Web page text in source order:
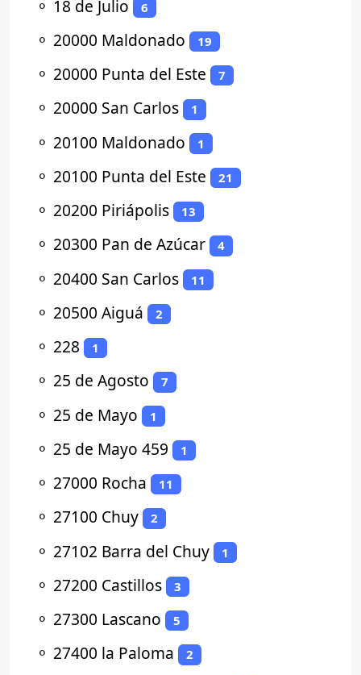
⚬ 18 de Julio 6
⚬ 20000 Maldonado 19
⚬ 20000 Punta del Este 7
⚬ 20000 San Carlos 1
⚬ 20100 Maldonado 1
⚬ 20100 Punta del Este 21
⚬ 20200 Piriápolis 13
⚬ 20300 Pan de Azúcar 4
⚬ 20400 San Carlos 11
⚬ 20500 Aiguá 2
⚬ 228 1
⚬ 25 de Agosto 7
⚬ 25 de Mayo 1
⚬ 25 de Mayo 459 1
⚬ 27000 Rocha 11
⚬ 27100 Chuy 2
⚬ 27102 Barra del Chuy 1
⚬ 27200 Castillos 3
⚬ 27300 Lascano 5
⚬ 27400 la Paloma 2